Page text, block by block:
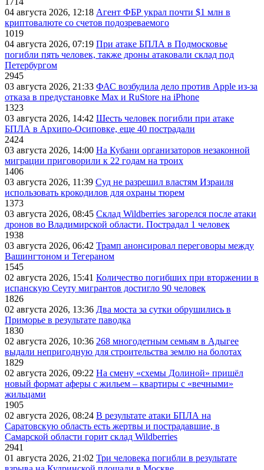
04 августа 2026, 12:18 Агент ФБР украл почти $1 млн в
криптовалюте со счетов подозреваемого
1019
04 августа 2026, 07:19 При атаке БПЛА в Подмосковье
погибли пять человек, также дроны атаковали склад под
Петербургом
2945
03 августа 2026, 21:33 ФАС возбудила дело против Apple из-за
отказа в предустановке Max и RuStore на iPhone
1323
03 августа 2026, 14:42 Шесть человек погибли при атаке
БПЛА в Архипо-Осиповке, еще 40 пострадали
2424
03 августа 2026, 14:00 На Кубани организаторов незаконной
миграции приговорили к 22 годам на троих
1406
03 августа 2026, 11:39 Суд не разрешил властям Израиля
использовать крокодилов для охраны тюрем
1373
03 августа 2026, 08:45 Склад Wildberries загорелся после атаки
дронов во Владимирской области. Пострадал 1 человек
1938
03 августа 2026, 06:42 Трамп анонсировал переговоры между
Вашингтоном и Тегераном
1545
02 августа 2026, 15:41 Количество погибших при вторжении в
испанскую Сеуту мигрантов достигло 90 человек
1826
02 августа 2026, 13:36 Два моста за сутки обрушились в
Приморье в результате паводка
1830
02 августа 2026, 10:36 268 многодетным семьям в Адыгее
выдали непригодную для строительства землю на болотах
1829
02 августа 2026, 09:22 На смену «схемы Долиной» пришёл
новый формат аферы с жильем – квартиры с «вечными»
жильцами
1905
02 августа 2026, 08:24 В результате атаки БПЛА на
Саратовскую область есть жертвы и пострадавшие, в
Самарской области горит склад Wildberries
2941
01 августа 2026, 21:02 Три человека погибли в результате